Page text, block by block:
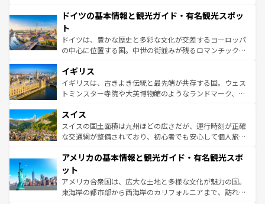
せる。地方によって風土や気候が異なるスペインはその個
ンテンツ一覧 を参照してほしい。
で、幅広い魅力が詰まっている。華麗な宮殿、歴史的な大
聖堂、美しいビーチ、そして豊かな自然が、訪れる者を心
から魅了する。また、フランスは美食の国としても知ら
れ、フランス料理はユネスコ無形文化遺産にも登録されて
香り高いラベンダー畑など、多彩な楽しみ方が可能だ。さ
らに、パリ以外の地域にも魅力が溢れており、どの街角に
も豊かな歴史と文化が息づいている。パリ以外の個性あふ
を参照してほしい。
ドイツの基本情報と観光ガイド・有名観光スポッ
ト
ドイツは、豊かな歴史と多彩な文化が交差するヨーロッパ
の中心に位置する国。中世の街並みが残るロマンチック街
顔を持つこの国は、どこを歩いても飽きることがない。ベ
ルリンの文化的活気、バイエルン州のアルプスの絶景、そ
してライン川沿いのワイン畑といった風景は必見。ビール
は、お酒好きな人にはぜひ体験してほしい。 なお、新着の
ドイツ情報はコンテンツ一覧を参照してほしい。
イギリス
イギリスは、古きよき伝統と最先端が共存する国。ウェス
トミンスター寺院や大英博物館のようなランドマーク、歴
リアごとに異なる魅力がある。また、優雅なアフタヌーン
ティー、ビール好きにはたまらない英国パブ、サッカー観
戦など、本場だからこそできる体験も豊富。イギリスを旅
ンツ一覧を参照してほしい。
スイス
スイスの国土面積は九州ほどの広さだが、運行時刻が正確
な交通網が整備されており、初心者でも安心して個人旅行
の建物がそのまま残る町や、スイスならではのユニークな
博物館もあり、アルプス観光だけでなく町歩きも満喫する
ことができる。国民の所得が高いため物価も高いが、旅行
者向けの交通パス提供のサービスもあり、うまく活用すれ
アメリカの基本情報と観光ガイド・有名観光スポ
ット
アメリカ合衆国は、広大な土地と多様な文化が魅力の国。
東海岸の都市部から西海岸のカリフォルニアまで、訪れる